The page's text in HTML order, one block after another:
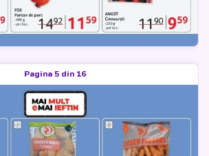
Pagina 5 din 16